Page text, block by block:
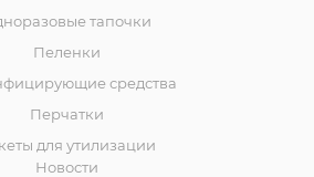
тапочки
Пеленки
средства
Перчатки
для утилизации
Новости